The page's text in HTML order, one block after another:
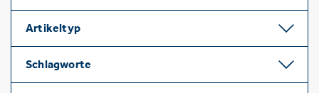
Artikeltyp
Schlagworte